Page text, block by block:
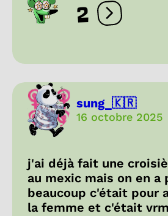
2 Ouvrir les
sung_🇰🇷
16 octobre 2025
j'ai déjà fait une
au mexic mais on en a
beaucoup c'était pour
la femme et c'était